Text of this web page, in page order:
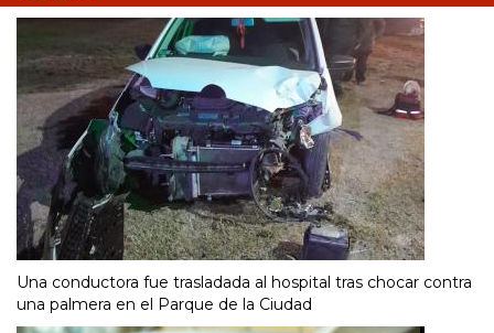
Una conductora fue trasladada al hospital tras chocar contra
una palmera en el Parque de la Ciudad